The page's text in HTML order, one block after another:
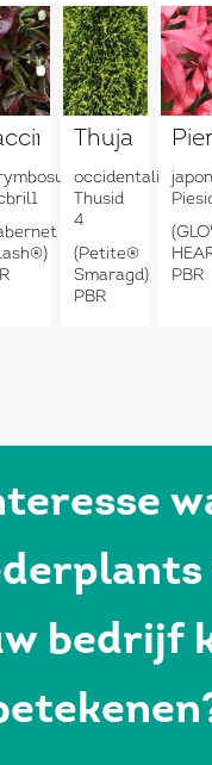
Thuja
occidentalis
Thusid
4
(Petite®
Smaragd)
PBR
PBR
bedrijf